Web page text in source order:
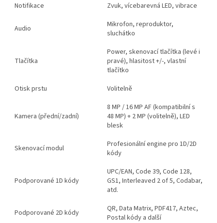
Notifikace
Zvuk, vícebarevná LED, vibrace
Audio
Mikrofon, reproduktor,
sluchátko
Tlačítka
Power, skenovací tlačítka (levé i
pravé), hlasitost +/-, vlastní
tlačítko
Otisk prstu
Volitelně
Kamera (přední/zadní)
8 MP / 16 MP AF (kompatibilní s
48 MP) + 2 MP (volitelně), LED
blesk
Skenovací modul
Profesionální engine pro 1D/2D
kódy
Podporované 1D kódy
UPC/EAN, Code 39, Code 128,
GS1, Interleaved 2 of 5, Codabar,
atd.
Podporované 2D kódy
QR, Data Matrix, PDF417, Aztec,
Postal kódy a další